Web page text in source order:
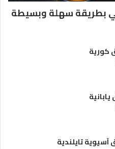
بطريقة سهلة وبسيطة